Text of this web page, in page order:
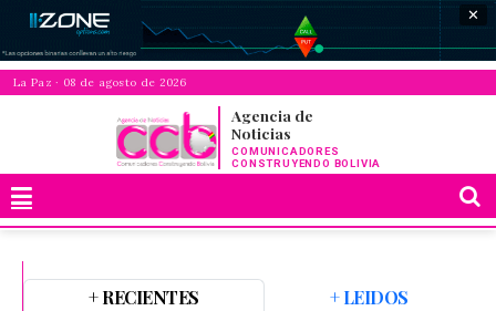
✕
La Paz · 08 de agosto de 2026
Agencia de
Noticias
COMUNICADORES
CONSTRUYENDO BOLIVIA
+ RECIENTES + LEIDOS